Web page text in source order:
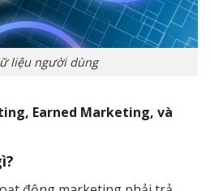
liệu người dùng
Earned Marketing, và